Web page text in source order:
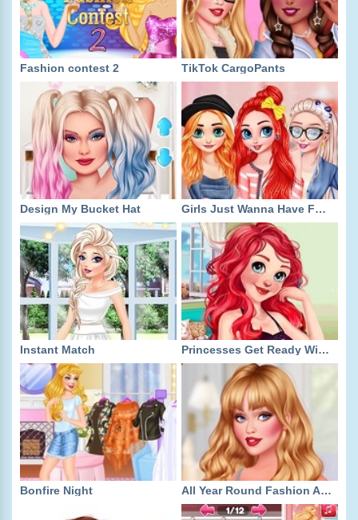
Fashion contest 2 TikTok CargoPants
Design My Bucket Hat Girls Just Wanna Have Fun Shopping
Instant Match Princesses Get Ready With Me
Bonfire Night All Year Round Fashion Addict Star